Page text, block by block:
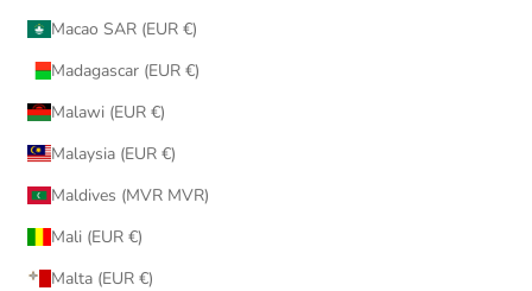
Macao SAR (EUR €)
Madagascar (EUR €)
Malawi (EUR €)
Malaysia (EUR €)
Maldives (MVR MVR)
Mali (EUR €)
Malta (EUR €)